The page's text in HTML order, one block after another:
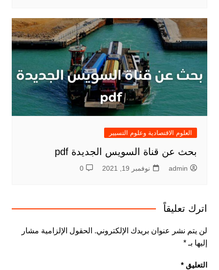
العلوم الاقتصادية وعلوم التسيير
بحث عن قناة السويس الجديدة pdf
admin نوفمبر 19, 2021 0
اترك تعليقاً
لن يتم نشر عنوان بريدك الإلكتروني. الحقول الإلزامية مشار
إليها بـ *
التعليق *